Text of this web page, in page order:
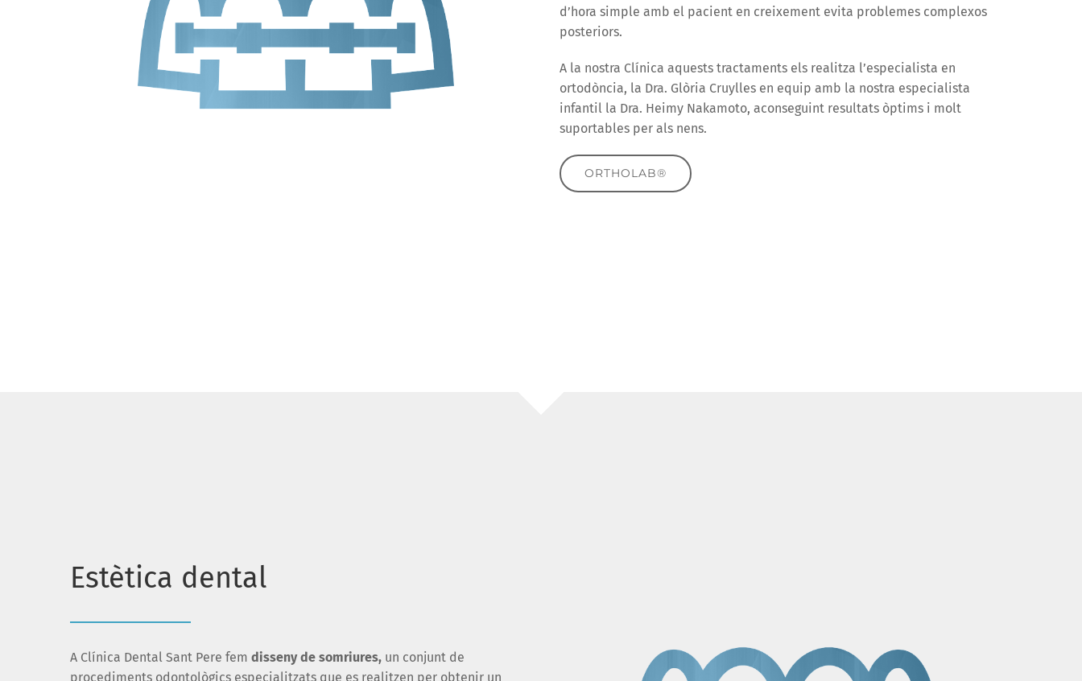
d’hora simple amb el pacient en creixement evita problemes complexos
posteriors.
A la nostra Clínica aquests tractaments els realitza l’especialista en
ortodòncia, la Dra. Glòria Cruylles en equip amb la nostra especialista
infantil la Dra. Heimy Nakamoto, aconseguint resultats òptims i molt
suportables per als nens.
ORTHOLAB®
Estètica dental
A Clínica Dental Sant Pere fem disseny de somriures, un conjunt de
procediments odontològics especialitzats que es realitzen per obtenir un